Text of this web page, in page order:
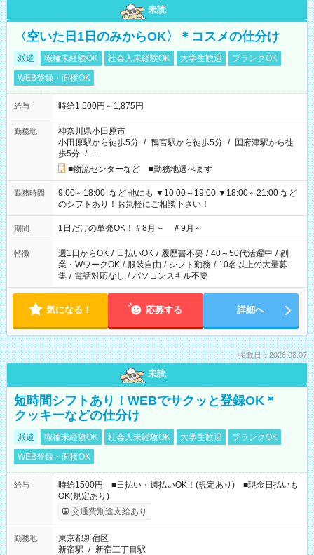
未読
〈空いた日1日のみからOK〉＊コスメの仕分け
派遣 職種未経験OK 社会人未経験OK 大学生歓迎
ブランクOK
WEB登録・面接OK
給与 時給1,500円～1,875円
勤務地
神奈川県小田原市
小田原駅から徒歩5分 / 鴨宮駅から徒歩5分 / 国府津駅から徒
歩5分 / …
■物流センターなど ■勤務地選べます
勤務時間
9:00～18:00 など 他にも ▼10:00～19:00 ▼18:00～21:00 など
のシフトあり！お気軽にご相談下さい！
期間 1日だけの単発OK！＃8月～ ＃9月～
特徴 週1日からOK / 日払いOK / 履歴書不要 / 40～50代活躍中 / 副
業・WワークOK / 服装自由 / シフト勤務 / 10名以上の大量募
集 / 電話対応なし / パソコンスキル不要
気になる！ 応募する 詳細へ
掲載日：2026.08.07
未読
短時間シフトあり！WEBでサクッと登録OK＊
クッキーなどの仕分け
派遣 職種未経験OK 社会人未経験OK 大学生歓迎
ブランクOK
WEB登録・面接OK
給与
時給1500円 ■日払い・週払いOK！(規定あり) ■現金日払いも
OK(規定あり)
交通費別途支給あり
勤務地
東京都新宿区
新宿駅 / 新宿三丁目駅